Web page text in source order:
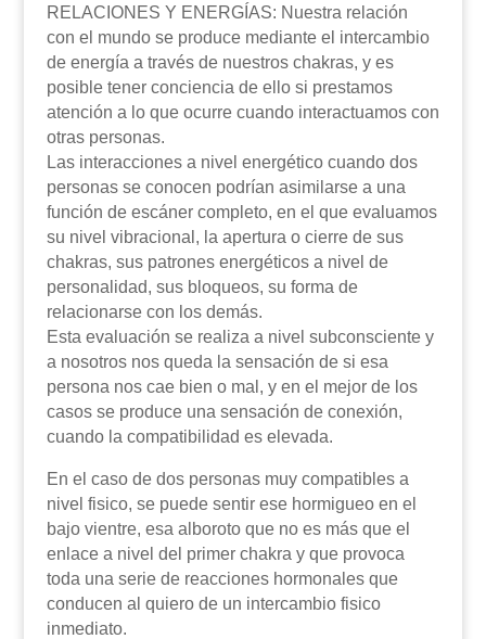
RELACIONES Y ENERGÍAS: Nuestra relación
con el mundo se produce mediante el intercambio
de energía a través de nuestros chakras, y es
posible tener conciencia de ello si prestamos
atención a lo que ocurre cuando interactuamos con
otras personas.
Las interacciones a nivel energético cuando dos
personas se conocen podrían asimilarse a una
función de escáner completo, en el que evaluamos
su nivel vibracional, la apertura o cierre de sus
chakras, sus patrones energéticos a nivel de
personalidad, sus bloqueos, su forma de
relacionarse con los demás.
Esta evaluación se realiza a nivel subconsciente y
a nosotros nos queda la sensación de si esa
persona nos cae bien o mal, y en el mejor de los
casos se produce una sensación de conexión,
cuando la compatibilidad es elevada.
En el caso de dos personas muy compatibles a
nivel fisico, se puede sentir ese hormigueo en el
bajo vientre, esa alboroto que no es más que el
enlace a nivel del primer chakra y que provoca
toda una serie de reacciones hormonales que
conducen al quiero de un intercambio fisico
inmediato.